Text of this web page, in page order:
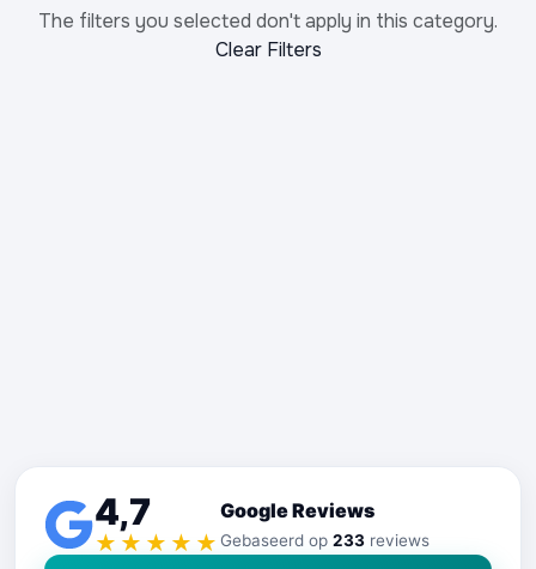
The filters you selected don't apply in this category.
Clear Filters
4,7
★★★★★
Google Reviews
Gebaseerd op 233 reviews